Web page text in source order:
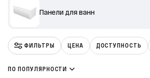
Панели для ванн
ФИЛЬТРЫ ЦЕНА ДОСТУПНОСТЬ
ПО ПОПУЛЯРНОСТИ